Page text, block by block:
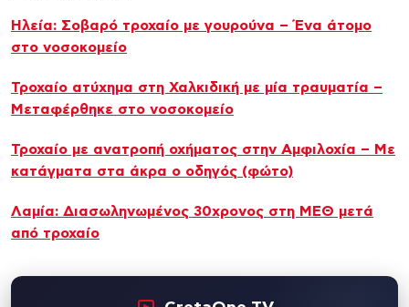
Ηλεία: Σοβαρό τροχαίο με γουρούνα – Ένα άτομο
στο νοσοκομείο
Τροχαίο ατύχημα στη Χαλκιδική με μία τραυματία –
Μεταφέρθηκε στο νοσοκομείο
Τροχαίο με ανατροπή οχήματος στην Αμφιλοχία – Με
κατάγματα στα άκρα ο οδηγός (φώτο)
Λαμία: Διασωληνωμένος 30χρονος στη ΜΕΘ μετά
από τροχαίο